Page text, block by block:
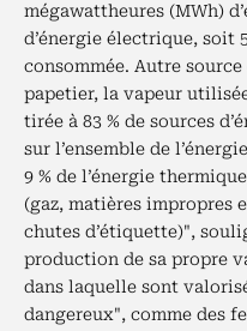
mégawattheures (MWh)
d’énergie électrique, soit
consommée. Autre source
papetier, la vapeur
tirée à 83 % de sources
sur l’ensemble de
9 % de l’énergie
(gaz, matières impropres
chutes d’étiquette)",
production de sa propre
dans laquelle sont
dangereux", comme des